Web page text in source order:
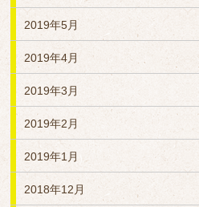
2019年5月
2019年4月
2019年3月
2019年2月
2019年1月
2018年12月